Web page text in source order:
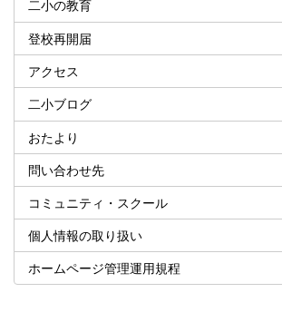
二小の教育
登校再開届
アクセス
二小ブログ
おたより
問い合わせ先
コミュニティ・スクール
個人情報の取り扱い
ホームページ管理運用規程